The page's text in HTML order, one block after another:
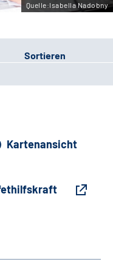
Quelle:Isabella Nadobny
Sortieren
Kartenansicht